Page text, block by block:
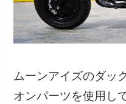
ムーンアイズのダッ
オンパーツを使用し